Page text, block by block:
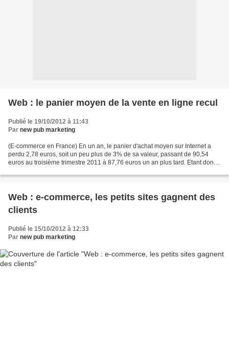
Web : le panier moyen de la vente en ligne recul
Publié le 19/10/2012 à 11:43
Par new pub marketing
(E-commerce en France) En un an, le panier d'achat moyen sur Internet a
perdu 2,78 euros, soit un peu plus de 3% de sa valeur, passant de 90,54
euros au troisième trimestre 2011 à 87,76 euros un an plus tard. Etant donné
Web : e-commerce, les petits sites gagnent des
clients
Publié le 15/10/2012 à 12:33
Par new pub marketing